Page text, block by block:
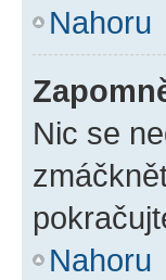
Nahoru
Nic se
Nahoru